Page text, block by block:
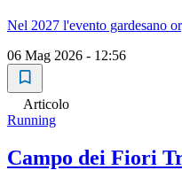
Nel 2027 l'evento gardesano
06 Mag 2026 - 12:56
Articolo
Running
Campo dei Fiori